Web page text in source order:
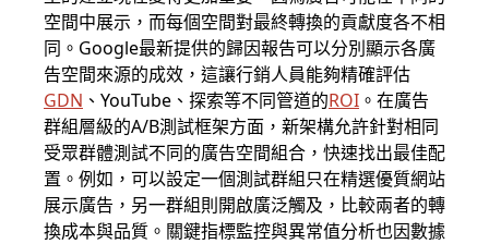
空間中展示，而每個空間對最終轉換的貢獻度各不相
同。Google最新提供的歸因報告可以分別顯示各廣
告空間來源的成效，這讓行銷人員能夠精確評估
GDN 、YouTube、探索等不同管道的ROI 。在廣告
群組層級的A/B測試框架方面，新架構允許針對相同
受眾群體測試不同的廣告空間組合，快速找出最佳配
置。例如，可以設定一個測試群組只在精選優質網站
展示廣告，另一群組則開啟廣泛觸及，比較兩者的轉
換成本與品質。關鍵指標監控與異常值分析也因數據